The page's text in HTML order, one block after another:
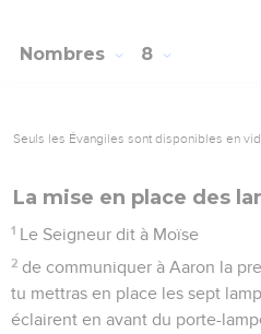
Nombres 8
Seuls les Évangiles sont disponibles en
La mise en place des
1 Le Seigneur dit à Moïse
2 de communiquer à Aaron la
tu mettras en place les sept
éclairent en avant du porte-